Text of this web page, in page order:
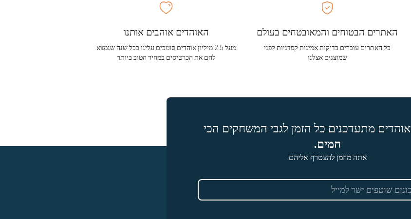
האתרים הבטוחים והמאובטחים בעולם
כל האתרים עוברים בדיקות אמינות קפדניות לפני
שמוצגים אצלנו
האוהדים אוהבים אותנו
מעל 2.5 מיליון אוהדים סומכים עלינו בכל שנה שנמצא
להם את הכרטיסים במחיר הטוב ביותר
אוהדים מתעדכנים כל הזמן לגבי המשחקים הכי
חמים.
אתה מוזמן להצטרף אליהם.